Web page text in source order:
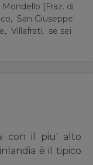
Mondello [Fraz. di
San Giuseppe
Villafrati, se sei
con il piu' alto
è il tipico